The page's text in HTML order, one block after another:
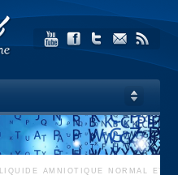
LIQUIDE AMNIOTIQUE NORMAL ET